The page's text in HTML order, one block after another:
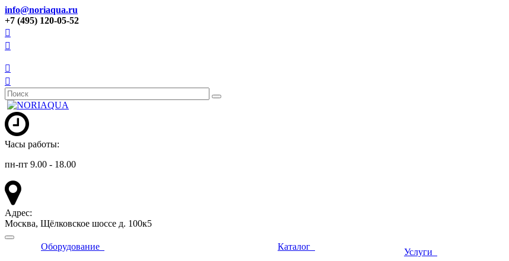
info@noriaqua.ru
+7 (495) 120-05-52
Часы работы:
пн-пт 9.00 - 18.00
Адрес:
Москва, Щёлковское шоссе д. 100к5
Оборудование
Каталог
Услуги